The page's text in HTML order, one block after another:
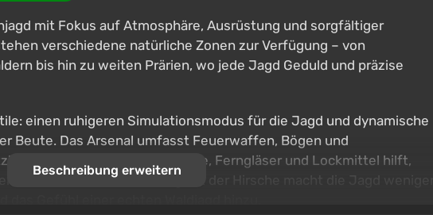
mit Fokus auf Atmosphäre, Ausrüstung und sorgfältiger
verschiedene natürliche Zonen zur Verfügung – von
bis hin zu weiten Prärien, wo jede Jagd Geduld und präzise
einen ruhigeren Simulationsmodus für die Jagd und dynamische
Beute. Das Arsenal umfasst Feuerwaffen, Bögen und
Equipment wie Hochsitze, Ferngläser und Lockmittel hilft,
künstliche Intelligenz der Hirsche macht die Jagd
Beschreibung erweitern